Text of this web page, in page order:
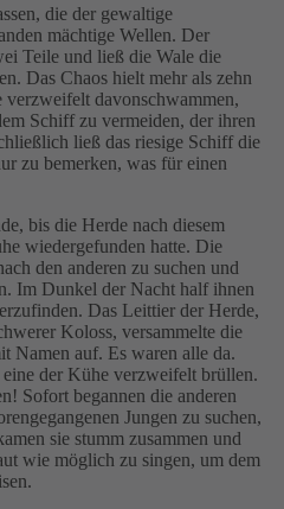
die der gewaltige
mächtige Wellen. Der
Teile und ließ die Wale die
Das Chaos hielt mehr als zehn
davonschwammen,
Schiff zu vermeiden, der ihren
ließ das riesige Schiff die
zu bemerken, was für einen
bis die Herde nach diesem
wiedergefunden hatte. Die
den anderen zu suchen und
Im Dunkel der Nacht half ihnen
Das Leittier der Herde,
Koloss, versammelte die
Namen auf. Es waren alle da.
der Kühe verzweifelt brüllen.
Sofort begannen die anderen
Jungen zu suchen,
sie stumm zusammen und
wie möglich zu singen, um dem